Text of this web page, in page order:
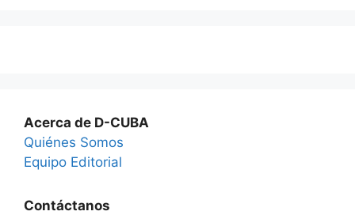
Acerca de D-CUBA
Quiénes Somos
Equipo Editorial
Contáctanos